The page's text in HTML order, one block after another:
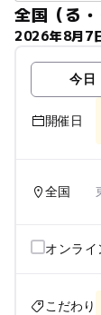
全国（る
2026年8月7
今日
開催日
全国
オンラ
こだわり